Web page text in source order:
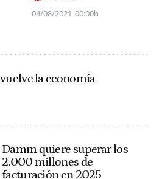
04/08/2021 00:00h
la economía
Damm quiere superar los
2.000 millones de
facturación en 2025